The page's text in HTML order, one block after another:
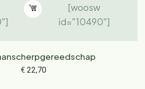
[woosw
id="10490"]
€22,70